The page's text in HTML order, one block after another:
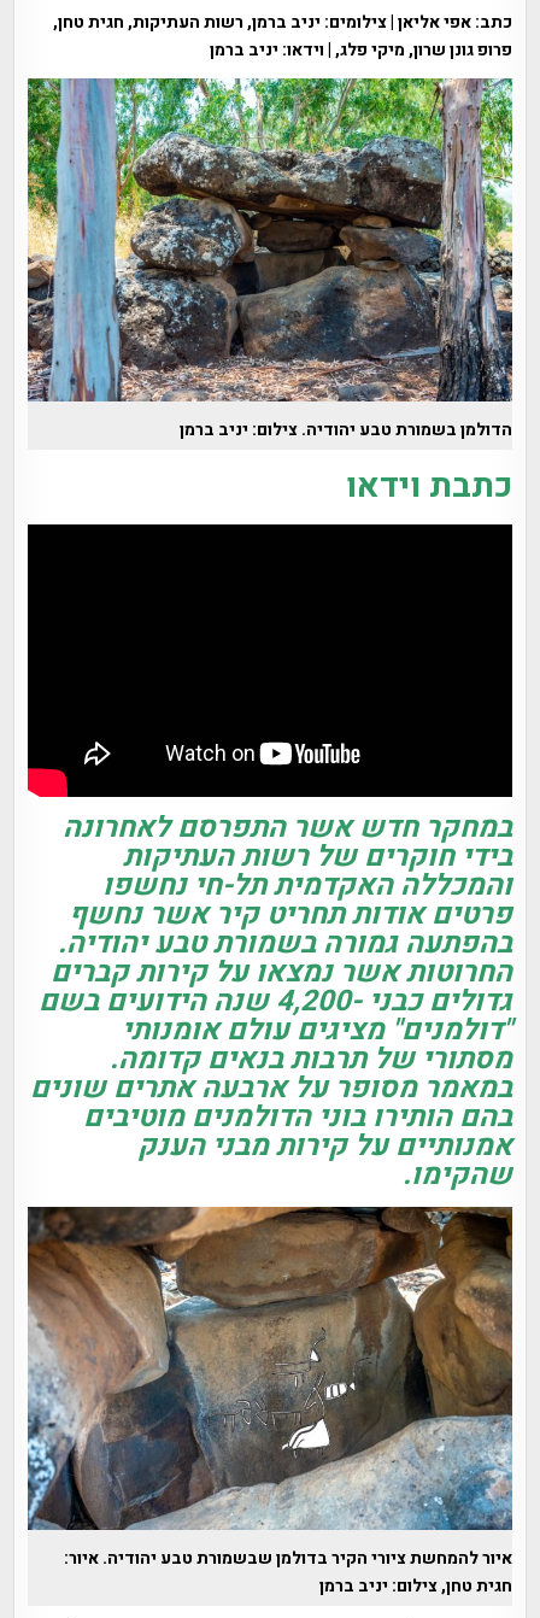
כתב: אפי אליאן | צילומים: יניב ברמן, רשות העתיקות, חגית טחן,
פרופ גונן שרון, מיקי פלג, | וידאו: יניב ברמן
הדולמן בשמורת טבע יהודיה. צילום: יניב ברמן
כתבת וידאו
במחקר חדש אשר התפרסם לאחרונה
בידי חוקרים של רשות העתיקות
והמכללה האקדמית תל-חי נחשפו
פרטים אודות תחריט קיר אשר נחשף
בהפתעה גמורה בשמורת טבע יהודיה.
החרוטות אשר נמצאו על קירות קברים
גדולים כבני -4,200 שנה הידועים בשם
"דולמנים" מציגים עולם אומנותי
מסתורי של תרבות בנאים קדומה.
במאמר מסופר על ארבעה אתרים שונים
בהם הותירו בוני הדולמנים מוטיבים
אמנותיים על קירות מבני הענק
שהקימו.
איור להמחשת ציורי הקיר בדולמן שבשמורת טבע יהודיה. איור:
חגית טחן, צילום: יניב ברמן